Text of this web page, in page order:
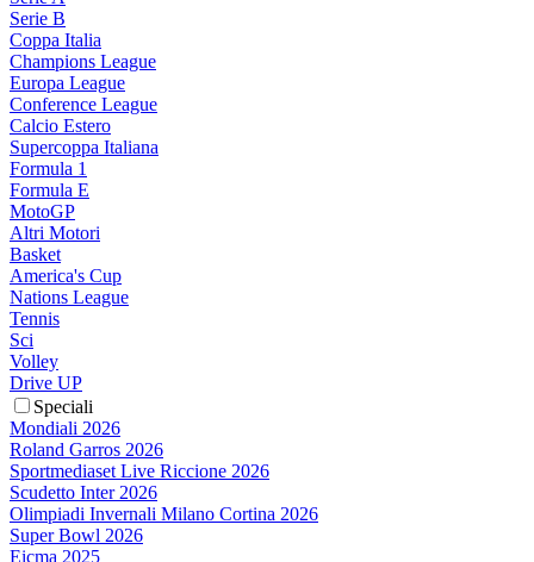
Serie B
Coppa Italia
Champions League
Europa League
Conference League
Calcio Estero
Supercoppa Italiana
Formula 1
Formula E
MotoGP
Altri Motori
Basket
America's Cup
Nations League
Tennis
Sci
Volley
Drive UP
Speciali
Mondiali 2026
Roland Garros 2026
Sportmediaset Live Riccione 2026
Scudetto Inter 2026
Olimpiadi Invernali Milano Cortina 2026
Super Bowl 2026
Eicma 2025